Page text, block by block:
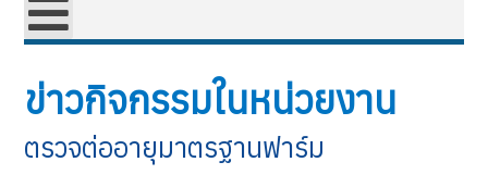
ข่าวกิจกรรมในหน่วยงาน
ตรวจต่ออายุมาตรฐานฟาร์ม